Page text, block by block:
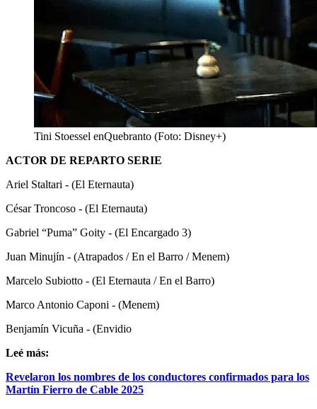
Tini Stoessel enQuebranto (Foto: Disney+)
ACTOR DE REPARTO SERIE
Ariel Staltari - (El Eternauta)
César Troncoso - (El Eternauta)
Gabriel “Puma” Goity - (El Encargado 3)
Juan Minujín - (Atrapados / En el Barro / Menem)
Marcelo Subiotto - (El Eternauta / En el Barro)
Marco Antonio Caponi - (Menem)
Benjamín Vicuña - (Envidio
Leé más:
Revelaron los nombres de los conductores confirmados para los
Martín Fierro de Cable 2025